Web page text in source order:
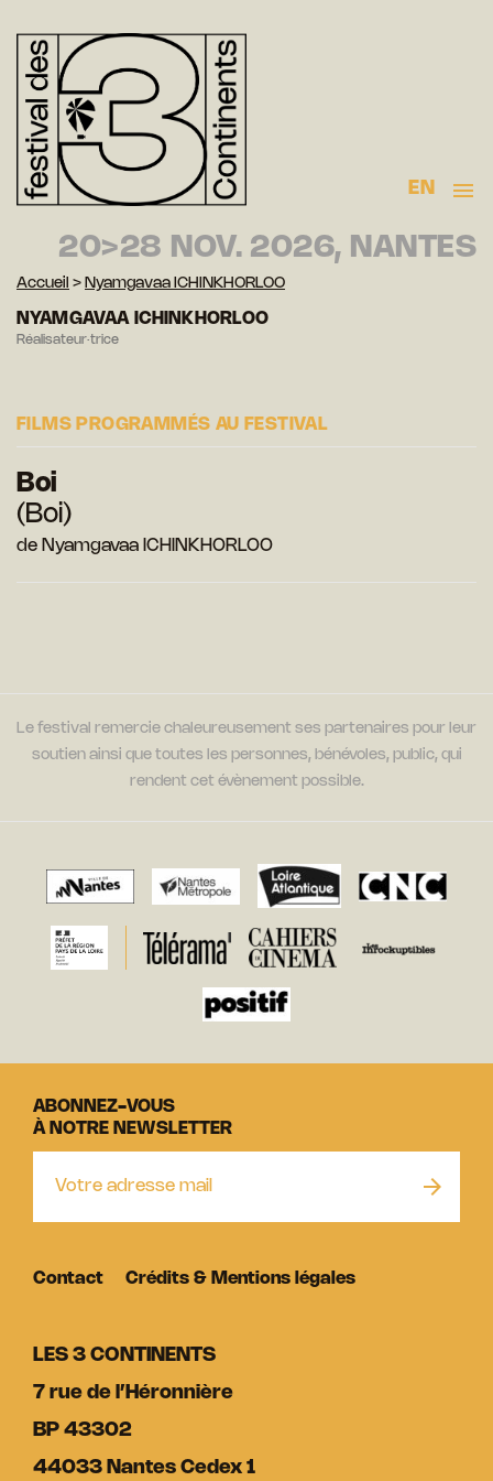
EN
20>28 NOV. 2026, NANTES
Accueil > Nyamgavaa ICHINKHORLOO
NYAMGAVAA ICHINKHORLOO
Réalisateur·trice
FILMS PROGRAMMÉS AU FESTIVAL
Boi
(Boi)
de Nyamgavaa ICHINKHORLOO
Le festival remercie chaleureusement ses partenaires pour leur
soutien ainsi que toutes les personnes, bénévoles, public, qui
rendent cet évènement possible.
LES 3 CONTINENTS
7 rue de l’Héronnière
BP 43302
44033 Nantes Cedex 1
ABONNEZ-VOUS
À NOTRE NEWSLETTER
Contact Crédits & Mentions légales